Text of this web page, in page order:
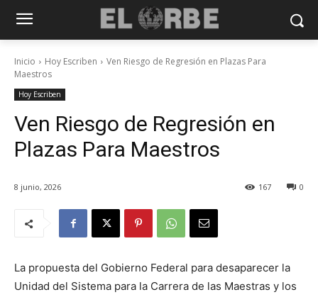
Inicio Hoy Escriben
Ven Riesgo de Regresión en Plazas Para
Maestros
Hoy Escriben
Ven Riesgo de Regresión en
Plazas Para Maestros
8 junio, 2026 0
167
La propuesta del Gobierno Federal para desaparecer la
Unidad del Sistema para la Carrera de las Maestras y los